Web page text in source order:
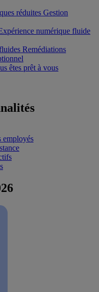
réduites Gestion
numérique fluide
Remédiations
êtes prêt à vous
employés